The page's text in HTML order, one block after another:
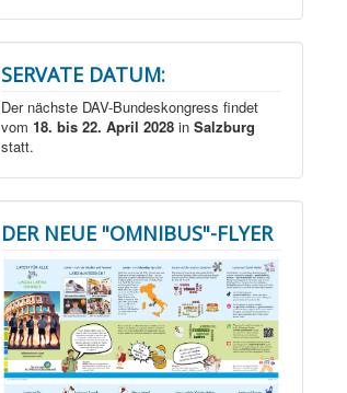
SERVATE DATUM:
Der nächste DAV-Bundeskongress findet
vom18. bis 22. April 2028 inSalzburg
statt.
DER NEUE "OMNIBUS"-FLYER